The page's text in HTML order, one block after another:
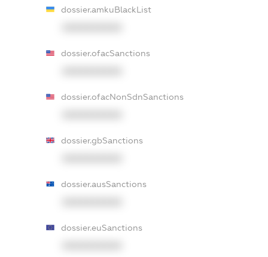
dossier.amkuBlackList
dossier.ofacSanctions
dossier.ofacNonSdnSanctions
dossier.gbSanctions
dossier.ausSanctions
dossier.euSanctions